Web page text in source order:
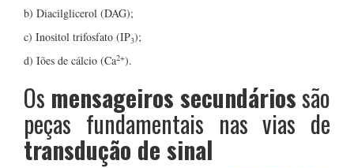
b) Diacilglicerol (DAG);
c) Inositol trifosfato (IP3);
d) Iões de cálcio (Ca2+).
Os mensageiros secundáriossão
peças fundamentais nas vias de
transdução de sinal